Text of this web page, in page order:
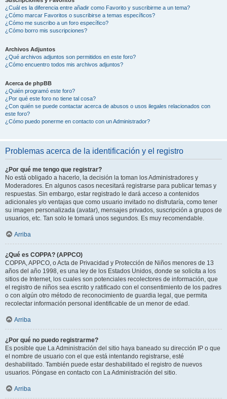
¿Cuál es la diferencia entre añadir como Favorito y suscribirme a un tema?
¿Cómo marcar Favoritos o suscribirse a temas específicos?
¿Cómo me suscribo a un foro específico?
¿Cómo borro mis suscripciones?
Archivos Adjuntos
¿Qué archivos adjuntos son permitidos en este foro?
¿Cómo encuentro todos mis archivos adjuntos?
Acerca de phpBB
¿Quién programó este foro?
¿Por qué este foro no tiene tal cosa?
¿Con quién se puede contactar acerca de abusos o usos ilegales relacionados con
este foro?
¿Cómo puedo ponerme en contacto con un Administrador?
Problemas acerca de la identificación y el registro
¿Por qué me tengo que registrar?
No está obligado a hacerlo, la decisión la toman los Administradores y
Moderadores. En algunos casos necesitará registrarse para publicar temas y
respuestas. Sin embargo, estar registrado le dará acceso a contenidos
adicionales y/o ventajas que como usuario invitado no disfrutaría, como tener
su imagen personalizada (avatar), mensajes privados, suscripción a grupos de
usuarios, etc. Tan solo le tomará unos segundos. Es muy recomendable.
Arriba
¿Qué es COPPA? (APPCO)
COPPA, APPCO, o Acta de Privacidad y Protección de Niños menores de 13
años del año 1998, es una ley de los Estados Unidos, donde se solicita a los
sitios de Internet, los cuales son potenciales recolectores de información, que
el registro de niños sea escrito y ratificado con el consentimiento de los padres
o con algún otro método de reconocimiento de guardia legal, que permita
recolectar información personal identificable de un menor de edad.
Arriba
¿Por qué no puedo registrarme?
Es posible que La Administración del sitio haya baneado su dirección IP o que
el nombre de usuario con el que está intentando registrarse, esté
deshabilitado. También puede estar deshabilitado el registro de nuevos
usuarios. Póngase en contacto con La Administración del sitio.
Arriba